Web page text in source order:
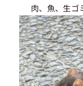
肉、魚、生ゴ